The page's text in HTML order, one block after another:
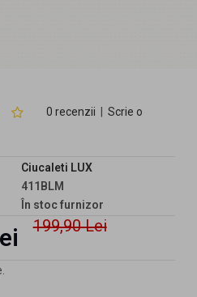
0 recenzii
Scrie o
Ciucaleti LUX
411BLM
În stoc furnizor
199,90 Lei